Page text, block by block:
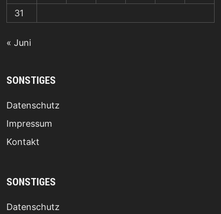
31
« Juni
SONSTIGES
Datenschutz
Impressum
Kontakt
SONSTIGES
Datenschutz